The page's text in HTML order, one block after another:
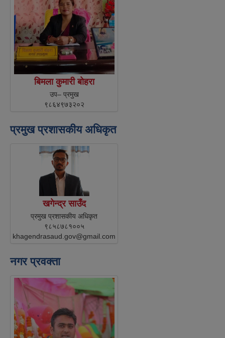
बिमला कुमारी बाेहरा
उप– प्रमुख
९८६४९७३२०२
प्रमुख प्रशासकीय अधिकृत
खगेन्द्र साउँद
प्रमुख प्रशासकीय अधिकृत
९८५८७८१००५
khagendrasaud.gov@gmail.com
नगर प्रवक्ता